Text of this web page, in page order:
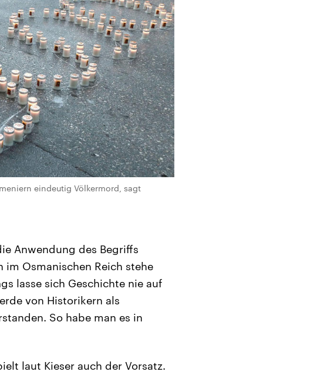
eindeutig Völkermord, sagt
Anwendung des Begriffs
im Osmanischen Reich stehe
lasse sich Geschichte nie auf
von Historikern als
So habe man es in
laut Kieser auch der Vorsatz.